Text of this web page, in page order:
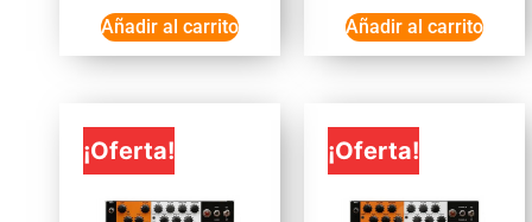
Añadir al carrito Añadir al carrito
¡Oferta! ¡Oferta!